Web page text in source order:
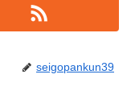
seigopankun39